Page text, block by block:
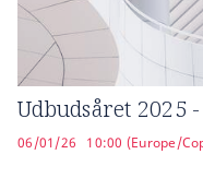
Udbudsåret 2025
06/01/26 10:00 (Europe/